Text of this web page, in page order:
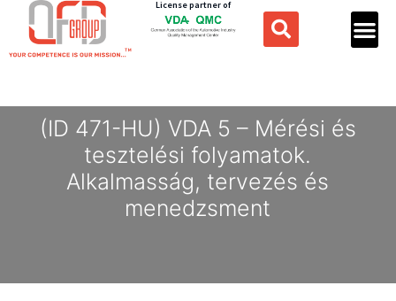
License partner of
(ID 471-HU) VDA 5 – Mérési és
tesztelési folyamatok.
Alkalmasság, tervezés és
menedzsment